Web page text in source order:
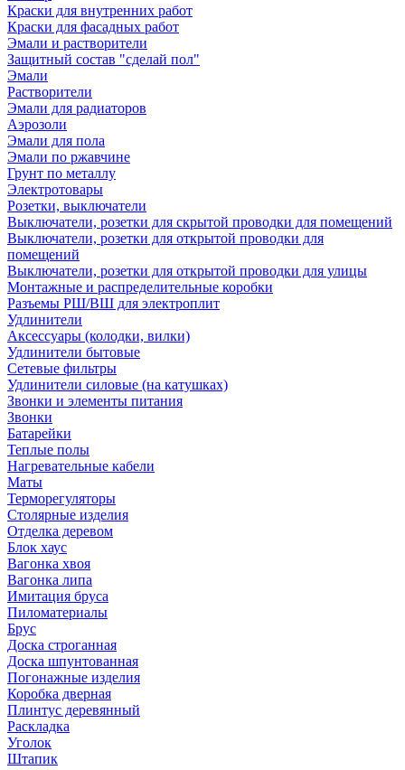
Краски для внутренних работ
Краски для фасадных работ
Эмали и растворители
Защитный состав "сделай пол"
Эмали
Растворители
Эмали для радиаторов
Аэрозоли
Эмали для пола
Эмали по ржавчине
Грунт по металлу
Электротовары
Розетки, выключатели
Выключатели, розетки для скрытой проводки для помещений
Выключатели, розетки для открытой проводки для
помещений
Выключатели, розетки для открытой проводки для улицы
Монтажные и распределительные коробки
Разъемы РШ/ВШ для электроплит
Удлинители
Аксессуары (колодки, вилки)
Удлинители бытовые
Сетевые фильтры
Удлинители силовые (на катушках)
Звонки и элементы питания
Звонки
Батарейки
Теплые полы
Нагревательные кабели
Маты
Терморегуляторы
Столярные изделия
Отделка деревом
Блок хаус
Вагонка хвоя
Вагонка липа
Имитация бруса
Пиломатериалы
Брус
Доска строганная
Доска шпунтованная
Погонажные изделия
Коробка дверная
Плинтус деревянный
Раскладка
Уголок
Штапик